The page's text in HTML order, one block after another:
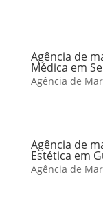
Agência de
Médica em
Agência de
Agência de
Estética em
Agência de